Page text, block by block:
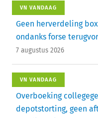
VN VANDAAG
Geen herverdeling
ondanks forse
7 augustus 2026
VN VANDAAG
Overboeking
depotstorting, geen